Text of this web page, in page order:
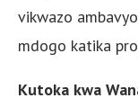
vikwazo
mdogo katika
Kutoka kwa